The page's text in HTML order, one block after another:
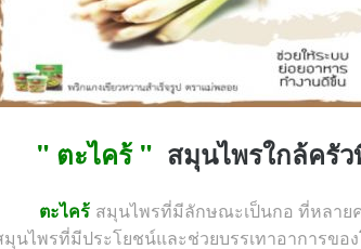
" ตะไคร้ " สมุนไพรใกล้ครั
ตะไคร้ สมุนไพรที่มีลักษณะเป็นกอ ที่หลาย
มุนไพรที่มีประโยชน์และช่วยบรรเทาอาการ